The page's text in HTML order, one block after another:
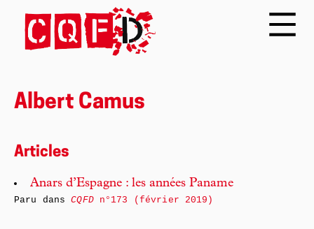
Albert Camus
Articles
Anars d’Espagne : les années Paname
Paru dansCQFDn°173 (février 2019)